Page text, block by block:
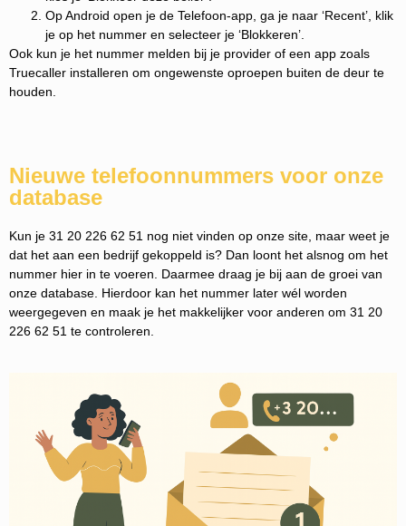
Op Android open je de Telefoon-app, ga je naar ‘Recent’, klik
je op het nummer en selecteer je ‘Blokkeren’.
Ook kun je het nummer melden bij je provider of een app zoals
Truecaller installeren om ongewenste oproepen buiten de deur te
houden.
Nieuwe telefoonnummers voor onze
database
Kun je 31 20 226 62 51 nog niet vinden op onze site, maar weet je
dat het aan een bedrijf gekoppeld is? Dan loont het alsnog om het
nummer hier in te voeren. Daarmee draag je bij aan de groei van
onze database. Hierdoor kan het nummer later wél worden
weergegeven en maak je het makkelijker voor anderen om 31 20
226 62 51 te controleren.